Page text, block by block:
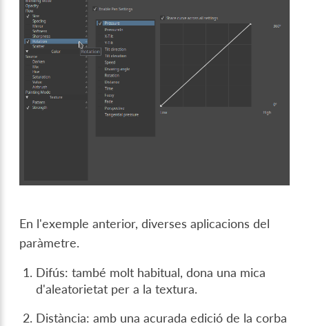
En l'exemple anterior, diverses aplicacions del
paràmetre.
Difús: també molt habitual, dona una mica
d'aleatorietat per a la textura.
Distància: amb una acurada edició de la corba